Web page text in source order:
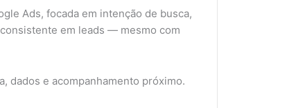
Ads, focada em intenção de busca,
em leads — mesmo com
dados e acompanhamento próximo.